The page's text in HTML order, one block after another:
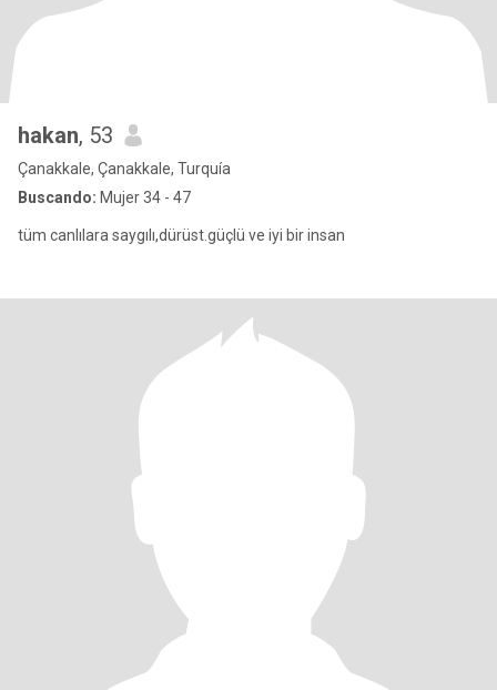
hakan, 53
Çanakkale, Çanakkale, Turquía
Buscando: Mujer 34 - 47
tüm canlılara saygılı,dürüst.güçlü ve iyi bir insan